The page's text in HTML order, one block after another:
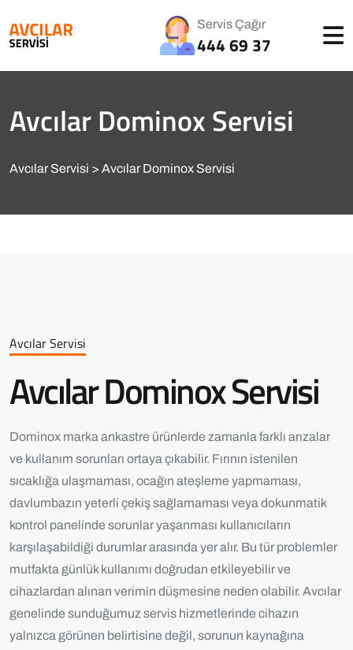
Servis Çağır
444 69 37
Avcılar Dominox Servisi
Avcılar Servisi Avcılar Dominox Servisi
Avcılar Servisi
Avcılar Dominox Servisi
Dominox marka ankastre ürünlerde zamanla farklı arızalar
ve kullanım sorunları ortaya çıkabilir. Fırının istenilen
sıcaklığa ulaşmaması, ocağın ateşleme yapmaması,
davlumbazın yeterli çekiş sağlamaması veya dokunmatik
kontrol panelinde sorunlar yaşanması kullanıcıların
karşılaşabildiği durumlar arasında yer alır. Bu tür problemler
mutfakta günlük kullanımı doğrudan etkileyebilir ve
cihazlardan alınan verimin düşmesine neden olabilir. Avcılar
genelinde sunduğumuz servis hizmetlerinde cihazın
yalnızca görünen belirtisine değil, sorunun kaynağına